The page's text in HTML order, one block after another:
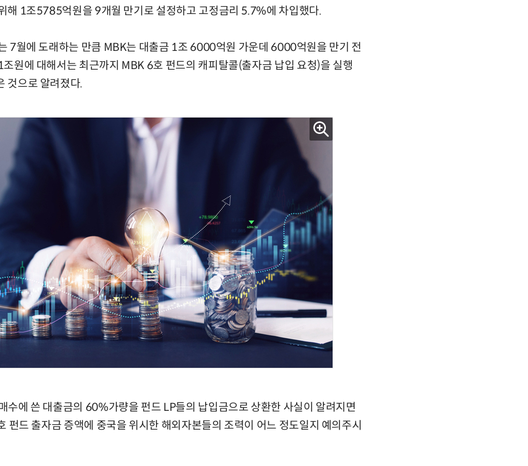
해 1조5785억원을 9개월 만기로 설정하고 고정금리 5.7%에 차입했다.
7월에 도래하는 만큼 MBK는 대출금 1조 6000억원 가운데 6000억원을 만기 전
원에 대해서는 최근까지 MBK 6호 펀드의 캐피탈콜(출자금 납입 요청)을 실행
것으로 알려졌다.
수에 쓴 대출금의 60%가량을 펀드 LP들의 납입금으로 상환한 사실이 알려지면
펀드 출자금 증액에 중국을 위시한 해외자본들의 조력이 어느 정도일지 예의주시